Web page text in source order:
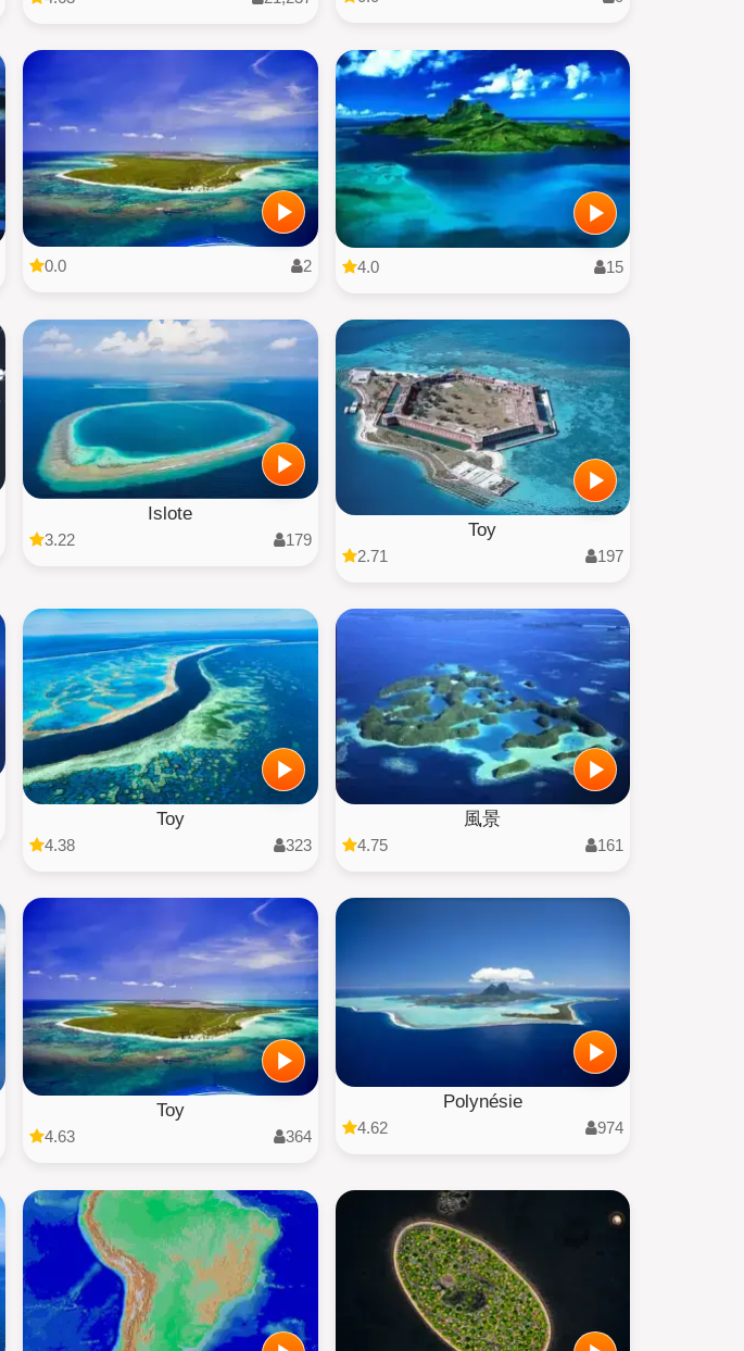
0.0 2 4.0 15
Islote
3.22 179 Toy
2.71 197
Toy
4.38 323
風景
4.75 161
Toy
4.63 364
Polynésie
4.62 974